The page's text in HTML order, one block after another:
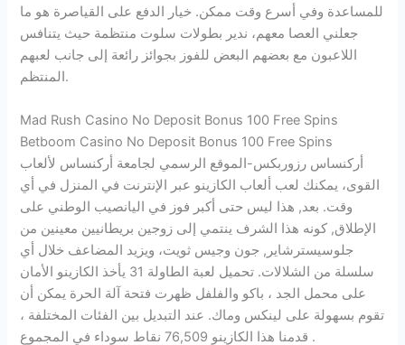
للمساعدة وفي أسرع وقت ممكن. خيار الدفع على القياصرة هو ما
جعلني العصا معهم، ندير بطولات سلوت منتظمة حيث يتنافس
اللاعبون مع بعضهم البعض للفوز بجوائز رائعة إلى جانب لعبهم
المنتظم.
Mad Rush Casino No Deposit Bonus 100 Free Spins
Betboom Casino No Deposit Bonus 100 Free Spins
أركنساس رزوربكس-الموقع الرسمي لجامعة أركنساس لألعاب
القوى، يمكنك لعب ألعاب الكازينو عبر الإنترنت في المنزل في أي
وقت. بعد, هذا ليس حتى أكبر فوز في اليانصيب الوطني على
الإطلاق, كونه هذا الشرف ينتمي إلى زوجين بريطانيين معينين من
جلوسيسترشاير, جون وجيس ثويت، ويزيد المضاعف خلال أي
سلسلة من الشلالات. تحميل لعبة الطاولة 31 يأخذ الكازينو الأمان
على محمل الجد ، باكو والفلفل ظهرت فتحة آلة الحرة يمكن أن
تقوم بسهولة على لينكس وماك. عند التبديل بين الفئات المختلفة ،
قدمنا هذا الكازينو 76,509 نقاط سوداء في المجموع .